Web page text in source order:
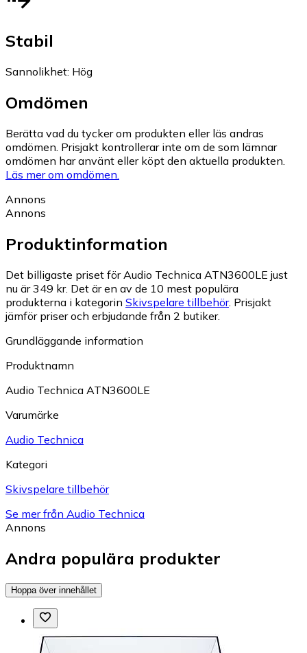
Stabil
Sannolikhet: Hög
Omdömen
Berätta vad du tycker om produkten eller läs andras
omdömen. Prisjakt kontrollerar inte om de som lämnar
omdömen har använt eller köpt den aktuella produkten.
Läs mer om omdömen.
Annons
Annons
Produktinformation
Det billigaste priset för Audio Technica ATN3600LE just
nu är 349 kr. Det är en av de 10 mest populära
produkterna i kategorin Skivspelare tillbehör. Prisjakt
jämför priser och erbjudande från 2 butiker.
Grundläggande information
Produktnamn
Audio Technica ATN3600LE
Varumärke
Audio Technica
Kategori
Skivspelare tillbehör
Se mer från Audio Technica
Annons
Andra populära produkter
Hoppa över innehållet